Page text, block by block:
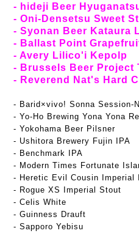
- hideji Beer
- Oni-Densetsu Sweet
- Syonan Beer Kataura
- Ballast Point
- Avery Lilico'i Kepolp
- Brussels Beer Project
- Reverend Nat's Hard
- Barid×vivo! Sonna Session-
- Yo-Ho Brewing Yona Yona
- Yokohama Beer Pilsner
- Ushitora Brewery Fujin IPA
- Benchmark IPA
- Modern Times Fortunate
- Heretic Evil Cousin Imperial
- Rogue XS Imperial Stout
- Celis White
- Guinness Drauft
- Sapporo Yebisu